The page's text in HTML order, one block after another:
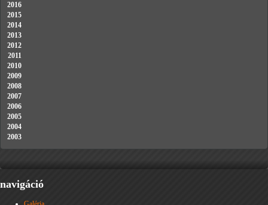
2016
2015
2014
2013
2012
2011
2010
2009
2008
2007
2006
2005
2004
2003
navigáció